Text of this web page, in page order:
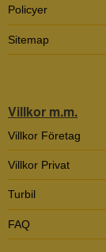
Policyer
Sitemap
Villkor m.m.
Villkor Företag
Villkor Privat
Turbil
FAQ